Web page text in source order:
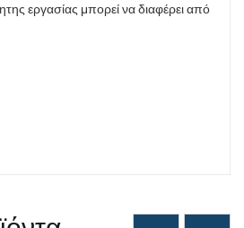
εργασίας μπορεί να διαφέρει από